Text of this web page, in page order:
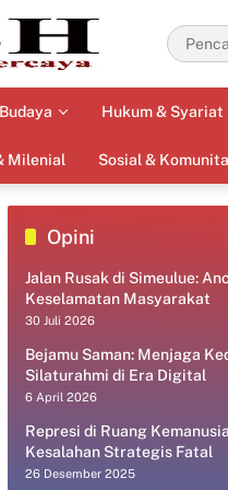
Hukum & Syariat
Milenial Sosial &
Opini
Jalan Rusak di Simeulue:
Keselamatan Masyarakat
30 Juli 2026
Bejamu Saman: Menjaga
Silaturahmi di Era Digital
6 April 2026
Represi di Ruang
Kesalahan Strategis Fatal
26 Desember 2025